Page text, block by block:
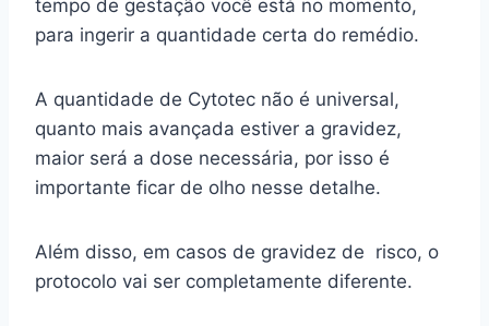
tempo de gestação você está no momento,
para ingerir a quantidade certa do remédio.
A quantidade de Cytotec não é universal,
quanto mais avançada estiver a gravidez,
maior será a dose necessária, por isso é
importante ficar de olho nesse detalhe.
Além disso, em casos de gravidez de risco, o
protocolo vai ser completamente diferente.